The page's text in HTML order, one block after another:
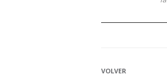
VOLVER